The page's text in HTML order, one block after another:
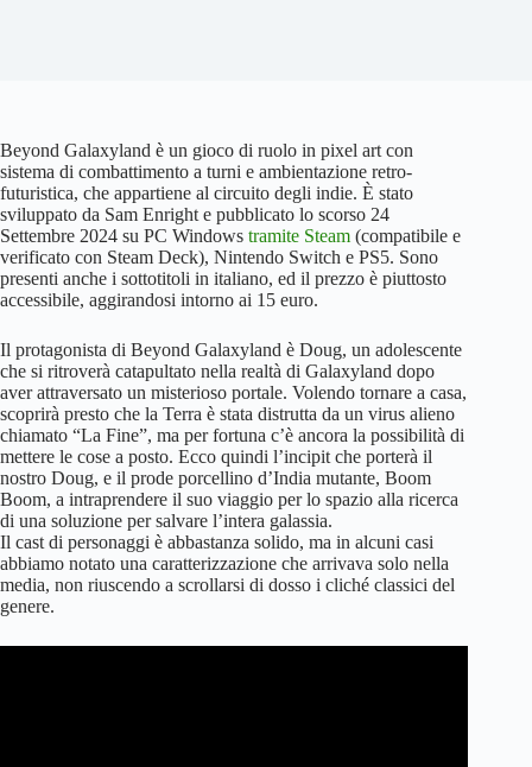
Beyond Galaxyland è un gioco di ruolo in pixel art con
sistema di combattimento a turni e ambientazione retro-
futuristica, che appartiene al circuito degli indie. È stato
sviluppato da Sam Enright e pubblicato lo scorso 24
Settembre 2024 su PC Windows tramite Steam (compatibile e
verificato con Steam Deck), Nintendo Switch e PS5. Sono
presenti anche i sottotitoli in italiano, ed il prezzo è piuttosto
accessibile, aggirandosi intorno ai 15 euro.
Il protagonista di Beyond Galaxyland è Doug, un adolescente
che si ritroverà catapultato nella realtà di Galaxyland dopo
aver attraversato un misterioso portale. Volendo tornare a casa,
scoprirà presto che la Terra è stata distrutta da un virus alieno
chiamato “La Fine”, ma per fortuna c’è ancora la possibilità di
mettere le cose a posto. Ecco quindi l’incipit che porterà il
nostro Doug, e il prode porcellino d’India mutante, Boom
Boom, a intraprendere il suo viaggio per lo spazio alla ricerca
di una soluzione per salvare l’intera galassia.
Il cast di personaggi è abbastanza solido, ma in alcuni casi
abbiamo notato una caratterizzazione che arrivava solo nella
media, non riuscendo a scrollarsi di dosso i cliché classici del
genere.